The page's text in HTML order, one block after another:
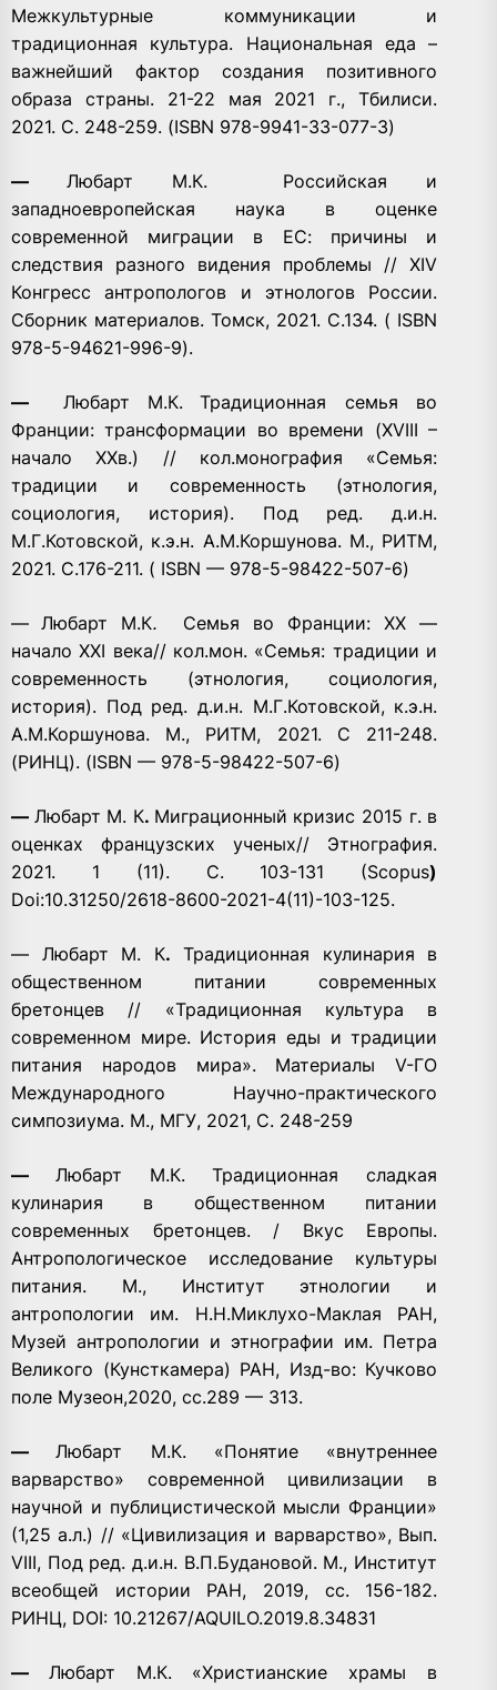
Межкультурные коммуникации и
традиционная культура. Национальная еда –
важнейший фактор создания позитивного
образа страны. 21-22 мая 2021 г., Тбилиси.
2021. С. 248-259. (ISBN 978-9941-33-077-3)
— Любарт М.К.
Российская и
западноевропейская наука в оценке
современной миграции в ЕС: причины и
следствия разного видения проблемы // XIV
Конгресс антропологов и этнологов России.
Сборник материалов. Томск, 2021. С.134. ( ISBN
978-5-94621-996-9).
— Любарт М.К.
Традиционная семья во
Франции: трансформации во времени (XVIII –
начало ХХв.) // кол.монография «Семья:
традиции и современность (этнология,
социология, история). Под ред. д.и.н.
М.Г.Котовской, к.э.н. А.М.Коршунова. М., РИТМ,
2021. С.176-211. ( ISBN — 978-5-98422-507-6)
— Любарт М.К.
Семья во Франции: ХХ —
начало XXI века// кол.мон. «Семья: традиции и
современность (этнология, социология,
история). Под ред. д.и.н. М.Г.Котовской, к.э.н.
А.М.Коршунова. М., РИТМ, 2021. С 211-248.
(РИНЦ). (ISBN — 978-5-98422-507-6)
— Любарт М. К. Миграционный кризис 2015 г. в
оценках французских ученых// Этнография.
2021. 1 (11). С. 103-131 (Scopus)
Doi:10.31250/2618-8600-2021-4(11)-103-125.
— Любарт М. К. Традиционная кулинария в
общественном питании современных
бретонцев // «Традиционная культура в
современном мире. История еды и традиции
питания народов мира». Материалы V-ГО
Международного Научно-практического
симпозиума. М., МГУ, 2021, С. 248-259
— Любарт М.К. Традиционная сладкая
кулинария в общественном питании
современных бретонцев. / Вкус Европы.
Антропологическое исследование культуры
питания. М., Институт этнологии и
антропологии им. Н.Н.Миклухо-Маклая РАН,
Музей антропологии и этнографии им. Петра
Великого (Кунсткамера) РАН, Изд-во: Кучково
поле Музеон,2020, сс.289 — 313.
—Любарт М.К. «Понятие «внутреннее
варварство» современной цивилизации в
научной и публицистической мысли Франции»
(1,25 а.л.) // «Цивилизация и варварство», Вып.
VIII, Под ред. д.и.н. В.П.Будановой. М., Институт
всеобщей истории РАН, 2019, сс. 156-182.
РИНЦ, DOI: 10.21267/AQUILO.2019.8.34831
—Любарт М.К.
«Христианские храмы в